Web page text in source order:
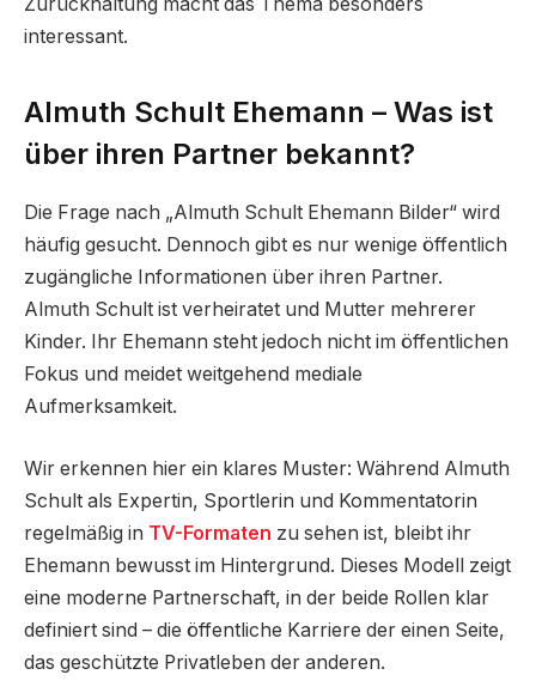
interessant.
Almuth Schult Ehemann – Was ist
über ihren Partner bekannt?
Die Frage nach „Almuth Schult Ehemann Bilder“ wird
häufig gesucht. Dennoch gibt es nur wenige öffentlich
zugängliche Informationen über ihren Partner.
Almuth Schult ist verheiratet und Mutter mehrerer
Kinder. Ihr Ehemann steht jedoch nicht im öffentlichen
Fokus und meidet weitgehend mediale
Aufmerksamkeit.
Wir erkennen hier ein klares Muster: Während Almuth
Schult als Expertin, Sportlerin und Kommentatorin
regelmäßig in TV-Formaten zu sehen ist, bleibt ihr
Ehemann bewusst im Hintergrund. Dieses Modell zeigt
eine moderne Partnerschaft, in der beide Rollen klar
definiert sind – die öffentliche Karriere der einen Seite,
das geschützte Privatleben der anderen.